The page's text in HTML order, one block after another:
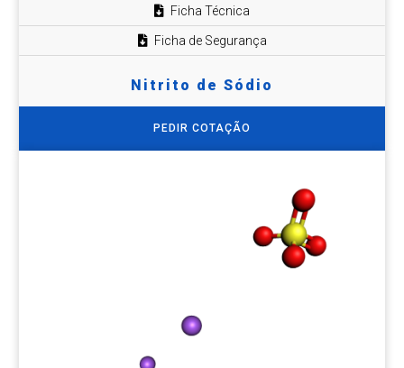
Ficha Técnica
Ficha de Segurança
Nitrito de Sódio
PEDIR COTAÇÃO